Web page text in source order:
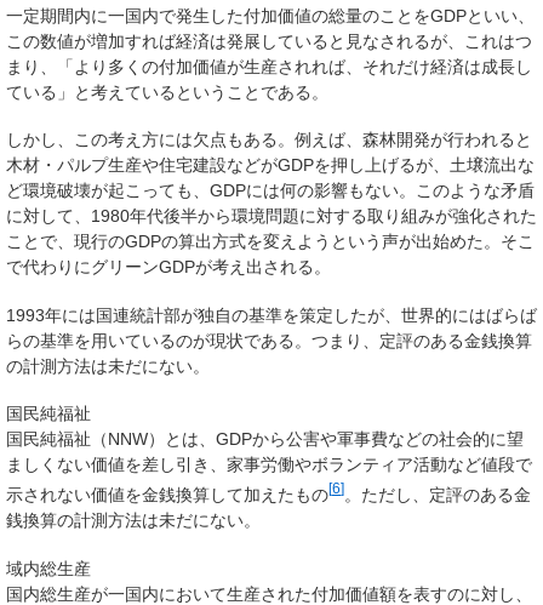
一定期間内に一国内で発生した付加価値の総量のことをGDPといい、
この数値が増加すれば経済は発展していると見なされるが、これはつ
まり、「より多くの付加価値が生産されれば、それだけ経済は成長し
ている 」と考えているということである。
しかし、この考え方には欠点もある。例えば、森林開発が行われると
木材・パルプ生産や住宅建設などがGDPを押し上げるが、土壌流出な
ど環境破壊が起こっても、GDPには何の影響もない。このような矛盾
に対して、1980年代後半から環境問題に対する取り組みが強化された
ことで、現行のGDPの算出方式を変えようという声が出始めた。そこ
で代わりにグリーンGDPが考え出される。
1993年には国連統計部が独自の基準を策定したが、世界的にはばらば
らの基準を用いているのが現状である。つまり、定評のある金銭換算
の計測方法は未だにない。
国民純福祉
国民純福祉 （NNW）とは、GDPから公害や軍事費などの社会的に望
ましくない価値を差し引き、家事労働やボランティア活動など値段で
示されない価値を金銭換算して加えたもの[6] 。ただし、定評のある金
銭換算の計測方法は未だにない。
域内総生産
国内総生産が一国内において生産された付加価値額を表すのに対し、